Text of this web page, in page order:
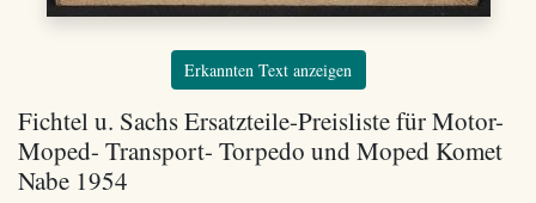
Erkannten Text anzeigen
Fichtel u. Sachs Ersatzteile-Preisliste für Motor-
Moped- Transport- Torpedo und Moped Komet
Nabe 1954